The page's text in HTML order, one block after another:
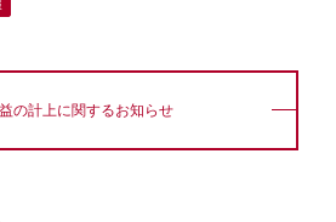
の計上に関するお知らせ